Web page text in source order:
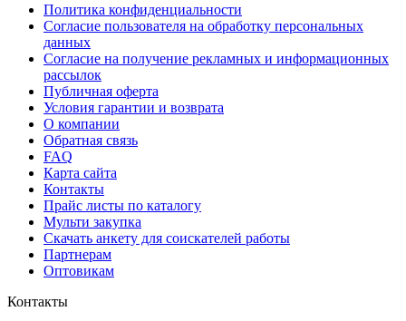
Политика конфиденциальности
Согласие пользователя на обработку персональных
данных
Согласие на получение рекламных и информационных
рассылок
Публичная оферта
Условия гарантии и возврата
О компании
Обратная связь
FAQ
Карта сайта
Контакты
Прайс листы по каталогу
Мульти закупка
Скачать анкету для соискателей работы
Партнерам
Оптовикам
Контакты